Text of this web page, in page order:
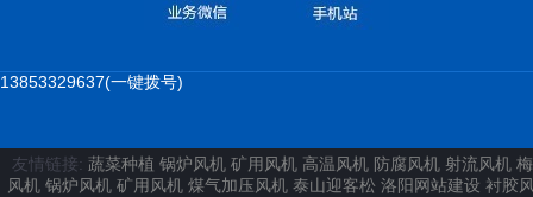
13853329637(一键拨号)
友情链接: 蔬菜种植 锅炉风机 矿用风机 高温风机 防腐风机 射流风机
风机 锅炉风机 矿用风机 煤气加压风机 泰山迎客松 洛阳网站建设 衬胶